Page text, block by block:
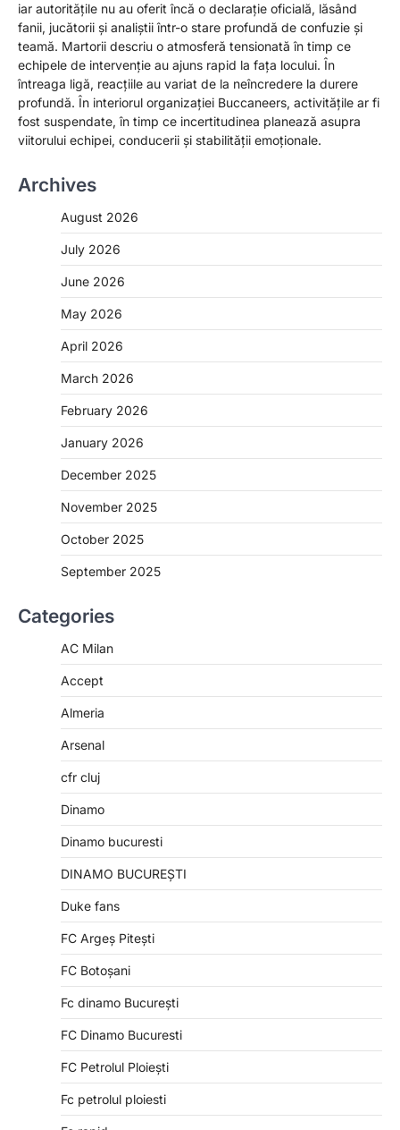
iar autoritățile nu au oferit încă o declarație oficială, lăsând
fanii, jucătorii și analiștii într-o stare profundă de confuzie și
teamă. Martorii descriu o atmosferă tensionată în timp ce
echipele de intervenție au ajuns rapid la fața locului. În
întreaga ligă, reacțiile au variat de la neîncredere la durere
profundă. În interiorul organizației Buccaneers, activitățile ar fi
fost suspendate, în timp ce incertitudinea planează asupra
viitorului echipei, conducerii și stabilității emoționale.
Archives
August 2026
July 2026
June 2026
May 2026
April 2026
March 2026
February 2026
January 2026
December 2025
November 2025
October 2025
September 2025
Categories
AC Milan
Accept
Almeria
Arsenal
cfr cluj
Dinamo
Dinamo bucuresti
DINAMO BUCUREȘTI
Duke fans
FC Argeș Pitești
FC Botoșani
Fc dinamo București
FC Dinamo Bucuresti
FC Petrolul Ploiești
Fc petrolul ploiesti